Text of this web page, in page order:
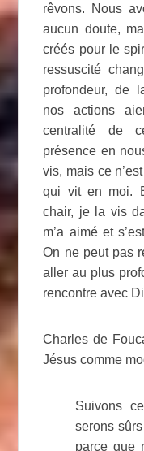
rêvons. Nous
aucun doute,
créés pour le
ressuscité
profondeur, de
nos actions
centralité de
présence en
vis, mais ce
qui vit en moi.
chair, je la vis
m’a aimé et
On ne peut pas
aller au plus
rencontre avec
Charles de
Jésus comme
Suivons
serons
parce que